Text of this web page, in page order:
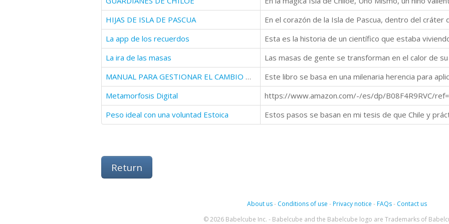
HIJAS DE ISLA DE PASCUA
La app de los recuerdos
La ira de las masas
MANUAL PARA GESTIONAR EL CAMBIO ORGANIZACIONAL, SIN MBA
Metamorfosis Digital
Peso ideal con una voluntad Estoica
Return
About us- Conditions of use -Privacy notice -FAQs- Contact us
© 2026 Babelcube Inc. - Babelcube and the Babelcube logo are Trademarks of